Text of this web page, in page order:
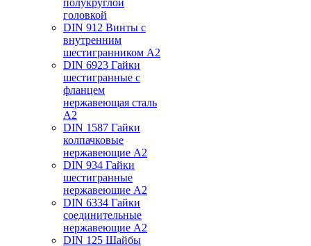
полукруглой
головкой
DIN 912 Винты с
внутренним
шестигранником А2
DIN 6923 Гайки
шестигранные с
фланцем
нержавеющая сталь
А2
DIN 1587 Гайки
колпачковые
нержавеющие А2
DIN 934 Гайки
шестигранные
нержавеющие А2
DIN 6334 Гайки
соединительные
нержавеющие А2
DIN 125 Шайбы